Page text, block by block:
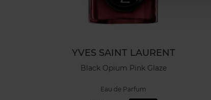
YVES SAINT LAURENT
Black Opium Pink Glaze
Eau de Parfum